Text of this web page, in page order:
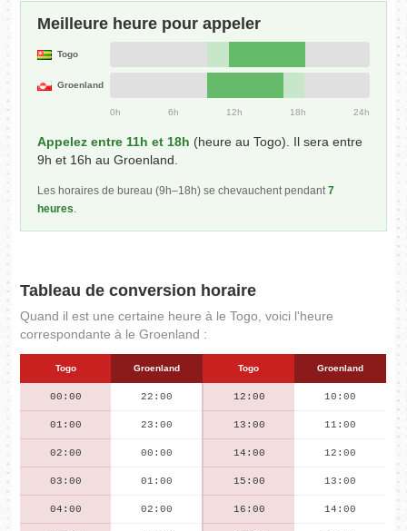
Meilleure heure pour appeler
Togo
Groenland
0h 6h 12h 18h 24h
Appelez entre 11h et 18h (heure au Togo). Il sera entre
9h et 16h au Groenland.
Les horaires de bureau (9h–18h) se chevauchent pendant7
heures.
Tableau de conversion horaire
Quand il est une certaine heure à le Togo, voici l'heure
correspondante à le Groenland :
Togo Groenland Togo Groenland
00:00 22:00 12:00 10:00
01:00 23:00 13:00 11:00
02:00 00:00 14:00 12:00
03:00 01:00 15:00 13:00
04:00 02:00 16:00 14:00